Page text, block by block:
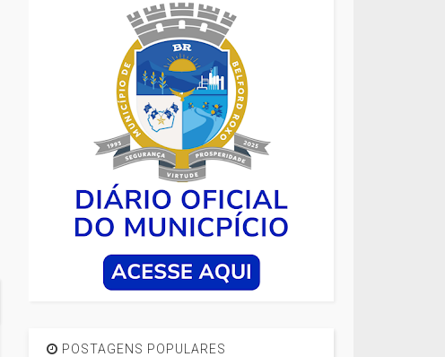
POSTAGENS POPULARES